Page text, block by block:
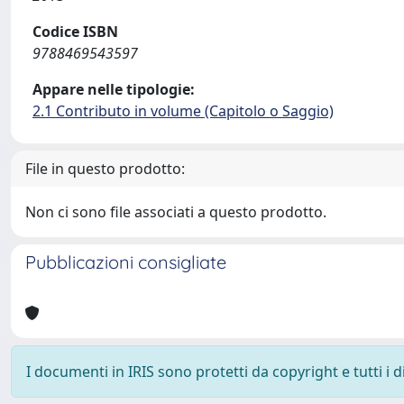
Codice ISBN
9788469543597
Appare nelle tipologie:
2.1 Contributo in volume (Capitolo o Saggio)
File in questo prodotto:
Non ci sono file associati a questo prodotto.
Pubblicazioni consigliate
I documenti in IRIS sono protetti da copyright e tutti i